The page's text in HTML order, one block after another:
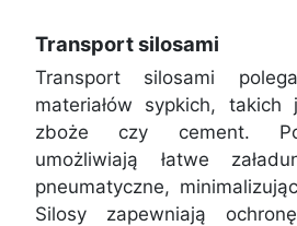
Transport silosami
Transport silosami
materiałów sypkich,
zboże czy cement.
umożliwiają łatwe
pneumatyczne,
Silosy zapewniają